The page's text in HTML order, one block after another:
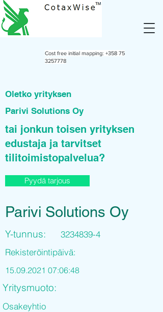
Cost free initial mapping: +358 75
3257778
Oletko yrityksen
Parivi Solutions Oy
tai jonkun toisen yrityksen
edustaja ja tarvitset
tilitoimistopalvelua?
Pyydä tarjous
Parivi Solutions Oy
Y-tunnus:
3234839-4
Rekisteröintipäivä:
15.09.2021 07:06:48
Yritysmuoto:
Osakeyhtio